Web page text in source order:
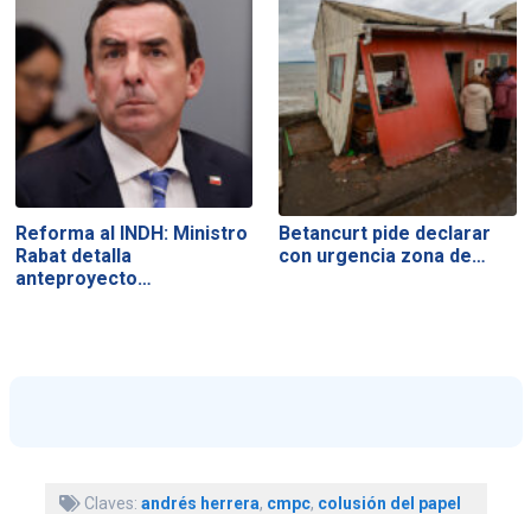
Reforma al INDH: Ministro
Rabat detalla
anteproyecto…
Betancurt pide declarar
con urgencia zona de…
Claves: andrés herrera, cmpc, colusión del papel